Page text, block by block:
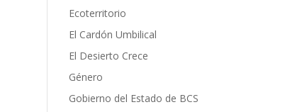
Ecoterritorio
El Cardón Umbilical
El Desierto Crece
Género
Gobierno del Estado de BCS